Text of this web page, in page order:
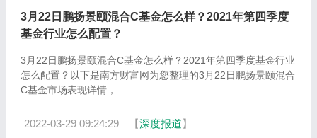
3月22日鹏扬景颐混合C基金怎么样？2021年第四季度
基金行业怎么配置？
3月22日鹏扬景颐混合C基金怎么样？2021年第四季度基金行业
怎么配置？以下是南方财富网为您整理的3月22日鹏扬景颐混合
C基金市场表现详情，
2022-03-29 09:24:29 【深度报道】